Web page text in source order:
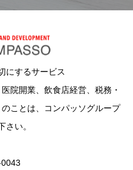
にするサービス
院開業、飲食店経営、税務・
ことは、コンパッソグループ
さい。